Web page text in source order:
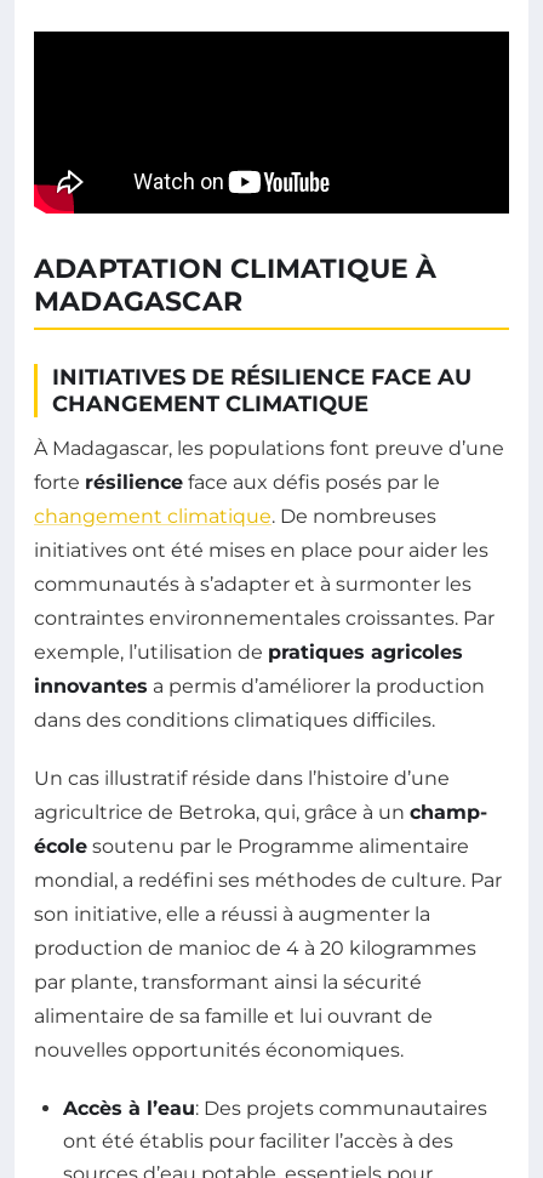
ADAPTATION CLIMATIQUE À
MADAGASCAR
INITIATIVES DE RÉSILIENCE FACE AU
CHANGEMENT CLIMATIQUE
À Madagascar, les populations font preuve d’une
forte résilience face aux défis posés par le
changement climatique. De nombreuses
initiatives ont été mises en place pour aider les
communautés à s’adapter et à surmonter les
contraintes environnementales croissantes. Par
exemple, l’utilisation de pratiques agricoles
innovantes a permis d’améliorer la production
dans des conditions climatiques difficiles.
Un cas illustratif réside dans l’histoire d’une
agricultrice de Betroka, qui, grâce à un champ-
école soutenu par le Programme alimentaire
mondial, a redéfini ses méthodes de culture. Par
son initiative, elle a réussi à augmenter la
production de manioc de 4 à 20 kilogrammes
par plante, transformant ainsi la sécurité
alimentaire de sa famille et lui ouvrant de
nouvelles opportunités économiques.
Accès à l’eau: Des projets communautaires
ont été établis pour faciliter l’accès à des
sources d’eau potable, essentiels pour